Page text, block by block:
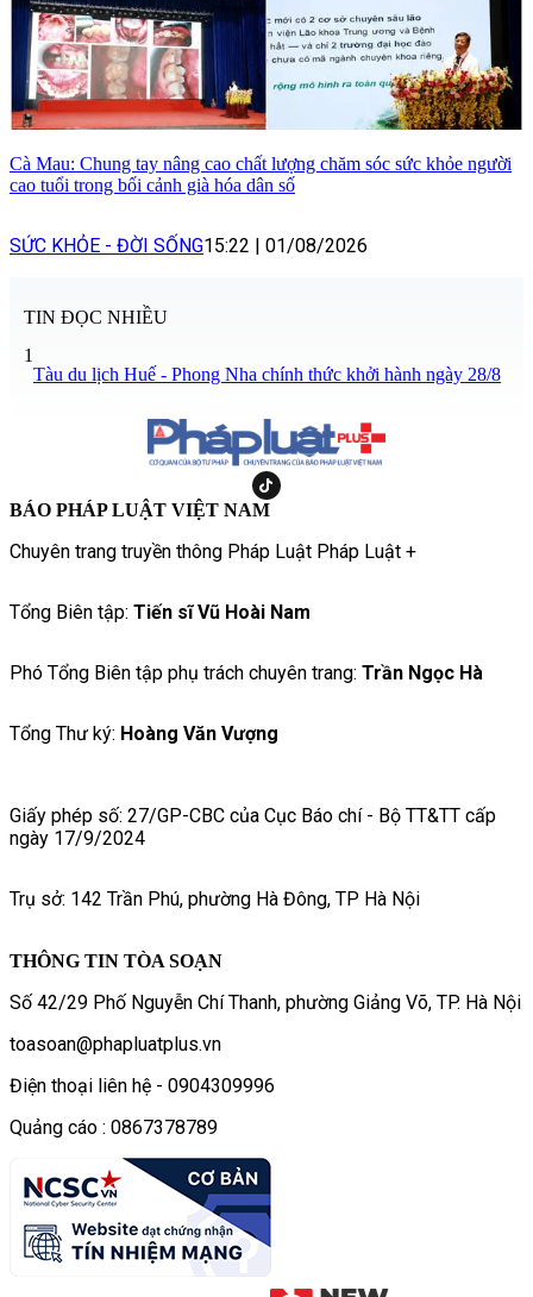
Cà Mau: Chung tay nâng cao chất lượng chăm sóc sức khỏe người
cao tuổi trong bối cảnh già hóa dân số
SỨC KHỎE - ĐỜI SỐNG15:22 | 01/08/2026
TIN ĐỌC NHIỀU
1
Tàu du lịch Huế - Phong Nha chính thức khởi hành ngày 28/8
BÁO PHÁP LUẬT VIỆT NAM
Chuyên trang truyền thông Pháp Luật Pháp Luật +
Tổng Biên tập: Tiến sĩ Vũ Hoài Nam
Phó Tổng Biên tập phụ trách chuyên trang: Trần Ngọc Hà
Tổng Thư ký: Hoàng Văn Vượng
Giấy phép số: 27/GP-CBC của Cục Báo chí - Bộ TT&TT cấp
ngày 17/9/2024
Trụ sở: 142 Trần Phú, phường Hà Đông, TP Hà Nội
THÔNG TIN TÒA SOẠN
Số 42/29 Phố Nguyễn Chí Thanh, phường Giảng Võ, TP. Hà Nội
toasoan@phapluatplus.vn
Điện thoại liên hệ - 0904309996
Quảng cáo : 0867378789